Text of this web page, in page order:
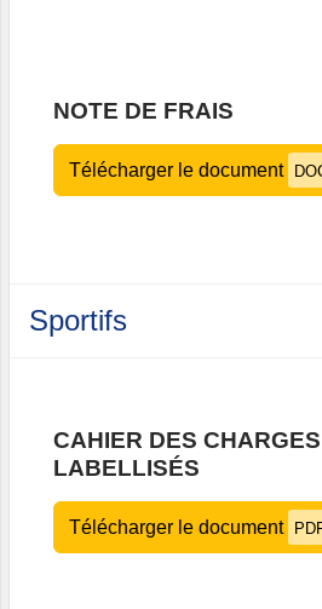
NOTE DE FRAIS
Télécharger le document
Sportifs
CAHIER DES
LABELLISÉS
Télécharger le document